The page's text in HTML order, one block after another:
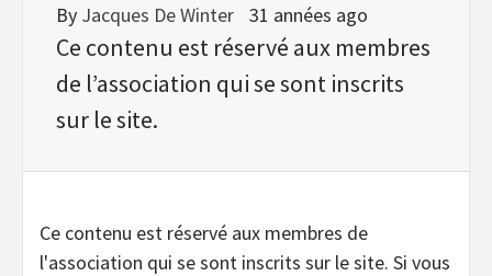
By Jacques De Winter 31 années ago
Ce contenu est réservé aux membres
de l’association qui se sont inscrits
sur le site.
Ce contenu est réservé aux membres de
l'association qui se sont inscrits sur le site. Si vous